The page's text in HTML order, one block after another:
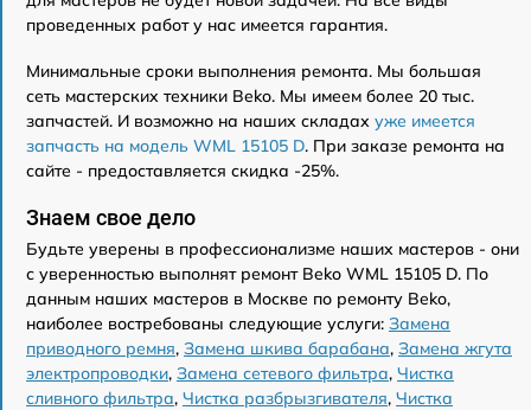
проведенных работ у нас имеется гарантия.
Минимальные сроки выполнения ремонта. Мы большая
сеть мастерских техники Beko. Мы имеем более 20 тыс.
запчастей. И возможно на наших складах уже имеется
запчасть на модель WML 15105 D. При заказе ремонта на
сайте - предоставляется скидка -25%.
Знаем свое дело
Будьте уверены в профессионализме наших мастеров - они
с уверенностью выполнят ремонт Beko WML 15105 D. По
данным наших мастеров в Москве по ремонту Beko,
наиболее востребованы следующие услуги: Замена
приводного ремня, Замена шкива барабана, Замена жгута
электропроводки, Замена сетевого фильтра, Чистка
сливного фильтра, Чистка разбрызгивателя, Чистка